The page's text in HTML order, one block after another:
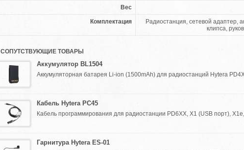
Вес
Комплектация
Радиостанция, сетевой адаптер,
клипса,
СОПУТСТВУЮЩИЕ ТОВАРЫ
Аккумулятор BL1504
Аккумуляторная батарея Li-ion (1500mAh) для радиостанций Hytera
Кабель Hytera PC45
Кабель программирования для радиостанции PD6XX, X1 (USB порт),
Гарнитура Hytera ES-01